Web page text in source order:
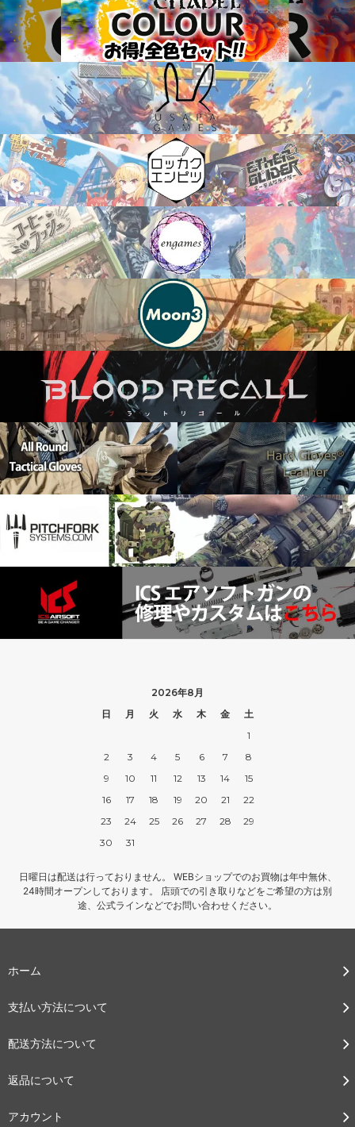
2026年8月
日
月 火 水 木 金
土
1
2
3 4 5 6 7
8
9
10 11 12 13 14
15
16
17 18 19 20 21
22
23
24 25 26 27 28
29
30
31
日曜日は配送は行っておりません。 WEBショップでのお買物は年中無休、
24時間オープンしております。 店頭での引き取りなどをご希望の方は別
途、公式ラインなどでお問い合わせください。
ホーム
支払い方法について
配送方法について
返品について
アカウント